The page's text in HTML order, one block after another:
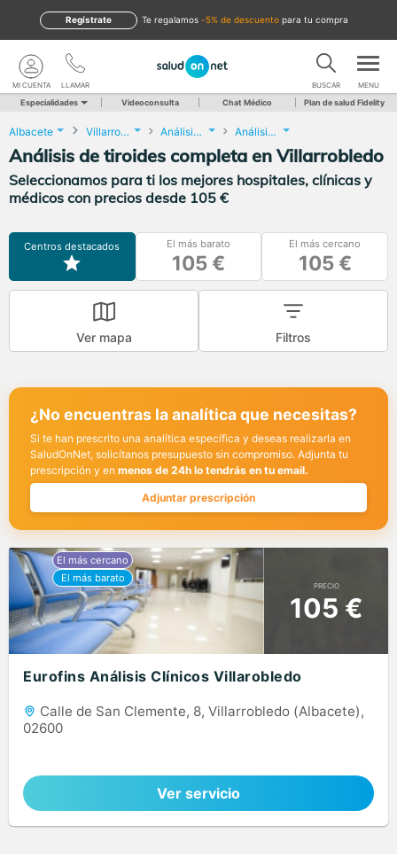
te regalamos -5% de descuento para tu compra
Regístrate
LLAMAR
MI CUENTA BUSCAR MENU
Especialidades Videoconsulta Chat Médico Plan de salud Fidelity
Albacete Villarrobledo Análisis Clínicos Análisis de tiroides completa
Análisis de tiroides completa en Villarrobledo
Seleccionamos para ti los mejores hospitales, clínicas y
médicos con precios desde 105 €
Centros destacados El más barato
105 €
El más cercano
105 €
Ver mapa Filtros
¿No encuentras la analítica que necesitas?
Si te han prescrito una analítica específica y deseas realizarla en
SaludOnNet, solicítanos presupuesto sin compromiso. Adjunta tu
prescripción y en menos de 24h lo tendrás en tu email.
Adjuntar prescripción
PRECIO
105 €
Eurofins Análisis Clínicos Villarobledo
Calle de San Clemente, 8, Villarrobledo (Albacete),
02600
Ver servicio